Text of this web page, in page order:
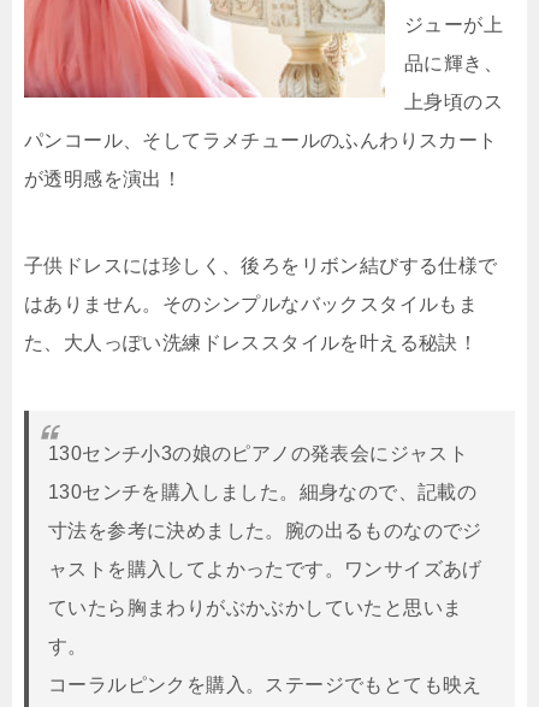
ジューが上
品に輝き、
上身頃のス
パンコール、そしてラメチュールのふんわりスカート
が透明感を演出！
子供ドレスには珍しく、後ろをリボン結びする仕様で
はありません。そのシンプルなバックスタイルもま
た、大人っぽい洗練ドレススタイルを叶える秘訣！
130センチ小3の娘のピアノの発表会にジャスト
130センチを購入しました。細身なので、記載の
寸法を参考に決めました。腕の出るものなのでジ
ャストを購入してよかったです。ワンサイズあげ
ていたら胸まわりがぶかぶかしていたと思いま
す。
コーラルピンクを購入。ステージでもとても映え